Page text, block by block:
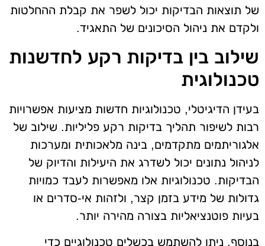
של תוצאות הבדיקות יכול לשפר את קבלת ההחלטות
ולקדם את ניהול הסיכונים של התאגיד.
שילוב בין בדיקות רקע לחדשנות
טכנולוגית
בעידן הדיגיטלי, טכנולוגיות חדשות מציעות אפשרויות
רבות לשיפור תהליך בדיקות רקע פליליות. שילוב של
אלגוריתמים מתקדמים, בינה מלאכותית ומערכות
לניהול נתונים יכול לשדרג את היעילות והדיוק של
הבדיקות. טכנולוגיות אלו מאפשרות לעבד כמויות
גדולות של מידע בזמן קצר, ולזהות אי-סדרים או
בעיות פוטנציאליות בצורה מהירה יותר.
בנוסף, ניתן להשתמש בכשלים טכנולוגיים כדי